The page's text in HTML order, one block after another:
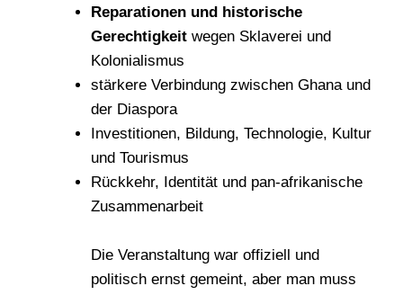
Reparationen und historische
Gerechtigkeit wegen Sklaverei und
Kolonialismus
stärkere Verbindung zwischen Ghana und
der Diaspora
Investitionen, Bildung, Technologie, Kultur
und Tourismus
Rückkehr, Identität und pan-afrikanische
Zusammenarbeit
Die Veranstaltung war offiziell und
politisch ernst gemeint, aber man muss